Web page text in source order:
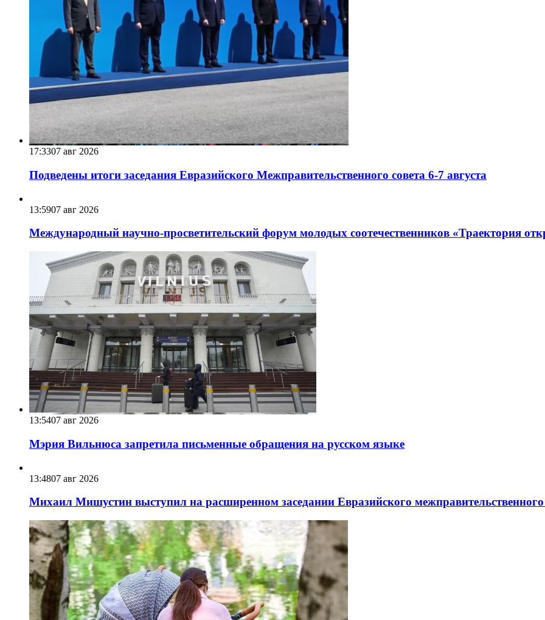
17:3307 авг 2026
Подведены итоги заседания Евразийского Межправительственного совета 6-7 августа
13:5907 авг 2026
Международный научно-просветительский форум молодых соотечественников «Траектория
13:5407 авг 2026
Мэрия Вильнюса запретила письменные обращения на русском языке
13:4807 авг 2026
Михаил Мишустин выступил на расширенном заседании Евразийского